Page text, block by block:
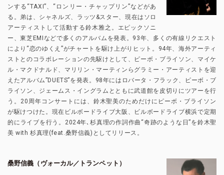
ンする“TAXI”、“ロンリー・チャップリン”などがあ
る。弟は、シャネルズ、ラッツ&スター、現在はソロ
アーティストして活動する鈴木雅之。エピックソニ
ー、東芝EMIなどで多くのアルバムを発表。93年、多くの有線リクエスト
により“恋のゆくえ”がチャートを駆け上がりヒット。94年、海外アーティ
ストとのコラボレーションの先駆けとして、ピーボ・ブライソン、マイケ
ル・マクドナルド、マリリン・マーティンらグラミー・アーティストを迎
えたアルバム”DUETS”を発表。98年にはロバータ・フラック、ピーボ・ブ
ライソン、ジェームス・イングラムとともに武道館を皮切りにツアーを行
う。20周年コンサートには、鈴木聖美のためだけにピーボ・ブライソン
が駆けつけた。現在ビルボードライブ大阪、ビルボードライブ横浜で定期
的にライブを行う。2024年､杉真理の作詞作曲“奇跡のような日”を鈴木聖
美 with 杉真理(feat.桑野信義)としてリリース。
桑野信義（ヴォーカル／トランペット）